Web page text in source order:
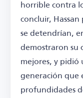
horrible contra
concluir,
se detendrían,
demostraron su
mejores, y
generación que
profundidades